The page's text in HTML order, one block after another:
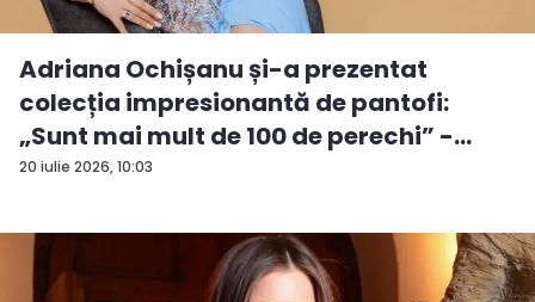
20 iulie 2026, 10:03
Adriana Ochișanu și-a prezentat
colecția impresionantă de pantofi:
„Sunt mai mult de 100 de perechi” -
VID...